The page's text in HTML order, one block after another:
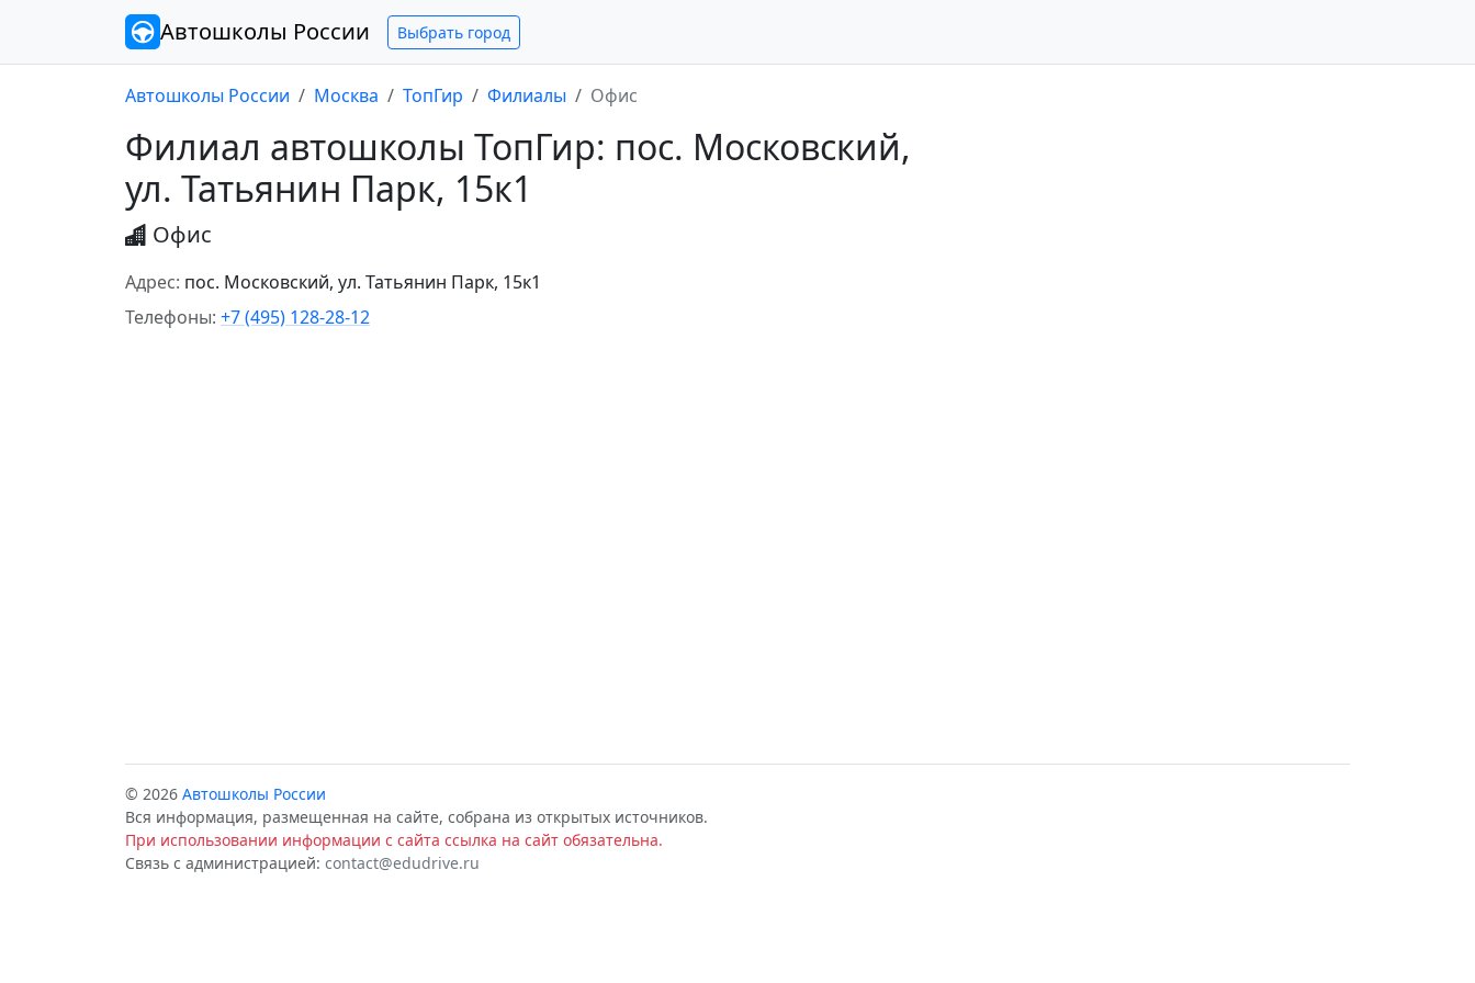
Автошколы России Выбрать город
Автошколы России Москва ТопГир Филиалы Офис
Филиал автошколы ТопГир: пос. Московский,
ул. Татьянин Парк, 15к1
Офис
Адрес: пос. Московский, ул. Татьянин Парк, 15к1
Телефоны: +7 (495) 128-28-12
© 2026 Автошколы России
Вся информация, размещенная на сайте, собрана из открытых источников.
При использовании информации с сайта ссылка на сайт обязательна.
Связь с администрацией: contact@edudrive.ru